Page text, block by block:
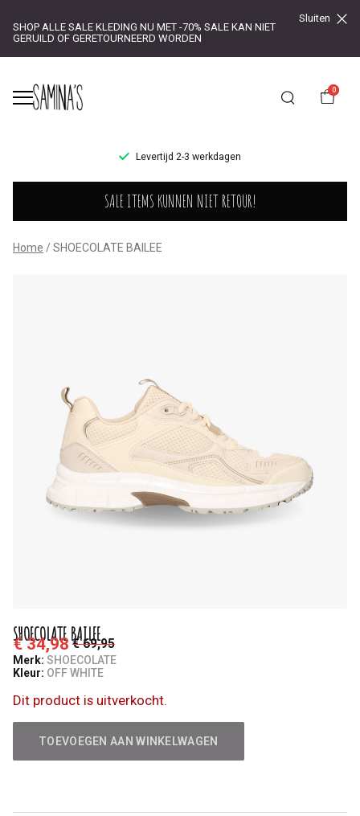
SHOP ALLE SALE KLEDING NU MET -70% SALE KAN NIET
GERUILD OF GERETOURNEERD WORDEN
Sluiten
0
Levertijd 2-3 werkdagen
SHOECOLATE
BAILEE
SALE ITEMS KUNNEN NIET RETOUR!
Home SHOECOLATE BAILEE
SHOECOLATE BAILEE
€ 34,98 € 69,95
Merk: SHOECOLATE
Kleur: OFF WHITE
Dit product is uitverkocht.
TOEVOEGEN AAN WINKELWAGEN